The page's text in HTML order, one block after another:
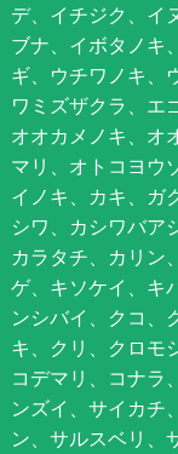
デ、イチジク、イ
ブナ、イボタノキ
ギ、ウチワノキ、
ワミズザクラ、エ
オオカメノキ、オ
マリ、オトコヨウ
イノキ、カキ、ガ
シワ、カシワバア
カラタチ、カリン
ゲ、キソケイ、キ
ンシバイ、クコ、
キ、クリ、クロモ
コデマリ、コナラ
ンズイ、サイカチ
ン、サルスベリ、